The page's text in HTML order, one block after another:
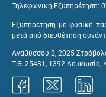
Τηλεφωνική Εξυπηρέτηση:
Εξυπηρέτηση με φυσική
μετά από διευθέτηση
Αναβύσσου 2, 2025
Τ.Θ. 25431, 1392 Λευκωσία,